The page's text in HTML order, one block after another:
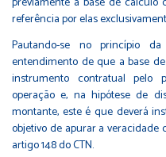
referência por elas
Pautando-se no princípio
entendimento de que a base
instrumento contratual pelo
operação e, na hipótese de
montante, este é que deverá
objetivo de apurar a veracidade
artigo 148 do CTN.